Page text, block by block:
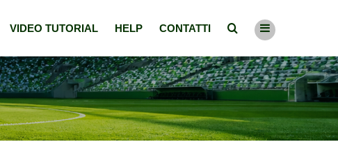
VIDEO TUTORIAL HELP CONTATTI